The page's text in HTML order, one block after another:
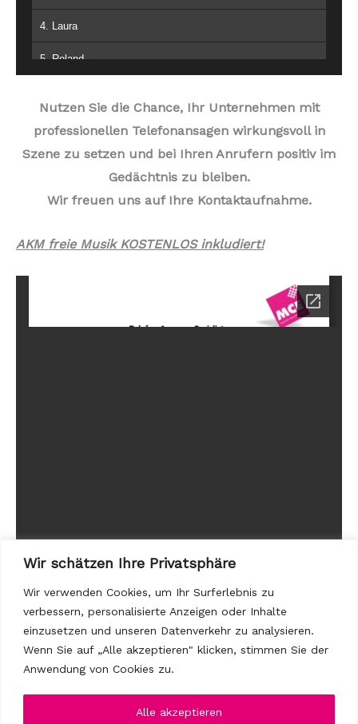
Wir schätzen Ihre Privatsphäre
Wir verwenden Cookies, um Ihr Surferlebnis zu
verbessern, personalisierte Anzeigen oder Inhalte
einzusetzen und unseren Datenverkehr zu analysieren.
Wenn Sie auf „Alle akzeptieren" klicken, stimmen Sie der
Anwendung von Cookies zu.
Alle akzeptieren
4. Laura
5. Roland
7. Mario
Nutzen Sie die Chance, Ihr Unternehmen mit
professionellen Telefonansagen wirkungsvoll in
Szene zu setzen und bei Ihren Anrufern positiv im
Gedächtnis zu bleiben.
Wir freuen uns auf Ihre Kontaktaufnahme.
AKM freie Musik KOSTENLOS inkludiert!